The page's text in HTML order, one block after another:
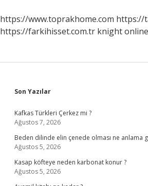
https://www.toprakhome.com https://
https://farkihisset.com.tr knight online
Sidebar
Son Yazılar
Kafkas Türkleri Çerkez mi ?
Ağustos 7, 2026
Beden dilinde elin çenede olması ne anlama
Ağustos 5, 2026
Kasap köfteye neden karbonat konur ?
Ağustos 5, 2026